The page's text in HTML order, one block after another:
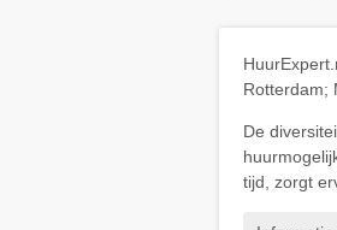
Rotterdam;
De
tijd, zorgt